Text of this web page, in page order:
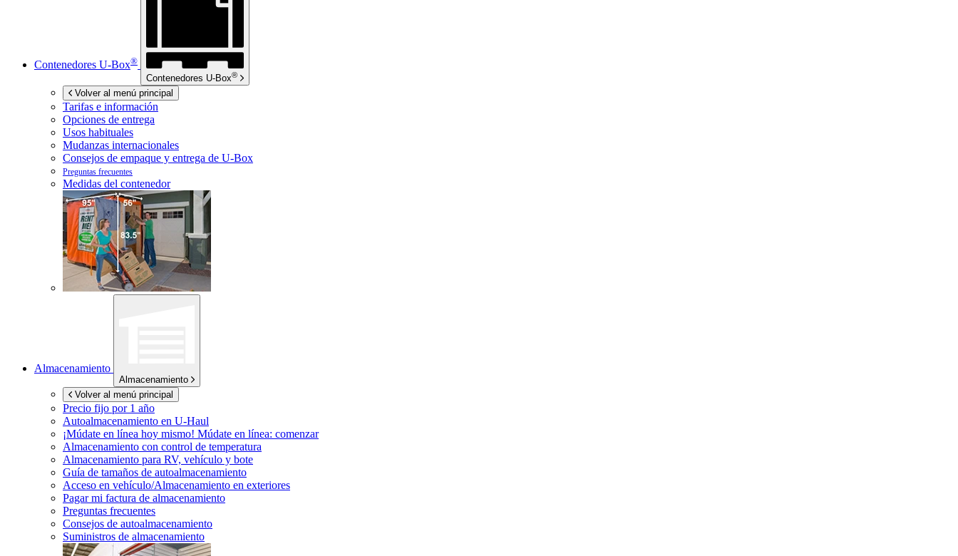
Contenedores U-Box®
Contenedores U-Box®
Volver al menú principal
Tarifas e información
Opciones de entrega
Usos habituales
Mudanzas internacionales
Consejos de empaque y entrega de U-Box
Preguntas frecuentes
Medidas del contenedor
Almacenamiento
Almacenamiento
Volver al menú principal
Precio fijo por 1 año
Autoalmacenamiento en U-Haul
¡Múdate en línea hoy mismo! Múdate en línea: comenzar
Almacenamiento con control de temperatura
Almacenamiento para RV, vehículo y bote
Guía de tamaños de autoalmacenamiento
Acceso en vehículo/Almacenamiento en exteriores
Pagar mi factura de almacenamiento
Preguntas frecuentes
Consejos de autoalmacenamiento
Suministros de almacenamiento